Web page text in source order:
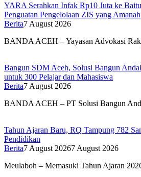
YARA Serahkan Infak Rp10 Juta ke
Penguatan Pengelolaan ZIS yang Amanah
Berita7 August 2026
BANDA ACEH – Yayasan Advokasi
Bangun SDM Aceh, Solusi Bangun
untuk 300 Pelajar dan Mahasiswa
Berita7 August 2026
BANDA ACEH – PT Solusi Bangun
Tahun Ajaran Baru, RQ Tampung 782
Pendidikan
Berita7 August 20267 August 2026
Meulaboh – Memasuki Tahun Ajaran